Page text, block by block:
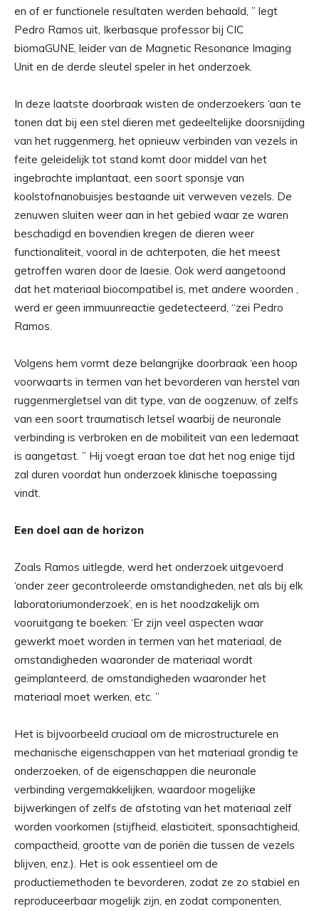
en of er functionele resultaten werden behaald, ” legt
Pedro Ramos uit, Ikerbasque professor bij CIC
biomaGUNE, leider van de Magnetic Resonance Imaging
Unit en de derde sleutel speler in het onderzoek.
In deze laatste doorbraak wisten de onderzoekers ‘aan te
tonen dat bij een stel dieren met gedeeltelijke doorsnijding
van het ruggenmerg, het opnieuw verbinden van vezels in
feite geleidelijk tot stand komt door middel van het
ingebrachte implantaat, een soort sponsje van
koolstofnanobuisjes bestaande uit verweven vezels. De
zenuwen sluiten weer aan in het gebied waar ze waren
beschadigd en bovendien kregen de dieren weer
functionaliteit, vooral in de achterpoten, die het meest
getroffen waren door de laesie. Ook werd aangetoond
dat het materiaal biocompatibel is, met andere woorden ,
werd er geen immuunreactie gedetecteerd, “zei Pedro
Ramos.
Volgens hem vormt deze belangrijke doorbraak ‘een hoop
voorwaarts in termen van het bevorderen van herstel van
ruggenmergletsel van dit type, van de oogzenuw, of zelfs
van een soort traumatisch letsel waarbij de neuronale
verbinding is verbroken en de mobiliteit van een ledemaat
is aangetast. ” Hij voegt eraan toe dat het nog enige tijd
zal duren voordat hun onderzoek klinische toepassing
vindt.
Een doel aan de horizon
Zoals Ramos uitlegde, werd het onderzoek uitgevoerd
‘onder zeer gecontroleerde omstandigheden, net als bij elk
laboratoriumonderzoek’, en is het noodzakelijk om
vooruitgang te boeken: ‘Er zijn veel aspecten waar
gewerkt moet worden in termen van het materiaal, de
omstandigheden waaronder de materiaal wordt
geïmplanteerd, de omstandigheden waaronder het
materiaal moet werken, etc. ”
Het is bijvoorbeeld cruciaal om de microstructurele en
mechanische eigenschappen van het materiaal grondig te
onderzoeken, of de eigenschappen die neuronale
verbinding vergemakkelijken, waardoor mogelijke
bijwerkingen of zelfs de afstoting van het materiaal zelf
worden voorkomen (stijfheid, elasticiteit, sponsachtigheid,
compactheid, grootte van de poriën die tussen de vezels
blijven, enz.). Het is ook essentieel om de
productiemethoden te bevorderen, zodat ze zo stabiel en
reproduceerbaar mogelijk zijn, en zodat componenten,